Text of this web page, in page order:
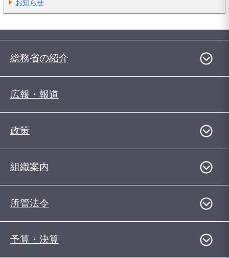
お知らせ
総務省の紹介
広報・報道
政策
組織案内
所管法令
予算・決算